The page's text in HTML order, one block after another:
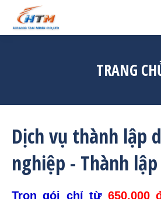
TRANG
Dịch vụ thành lập
nghiệp - Thành
Trọn gói chỉ từ 650.000